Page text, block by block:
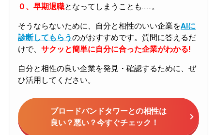
０、早期退職となってしまうことも……。
そうならないために、自分と相性のいい企業をAIに
診断してもらうのがおすすめです。質問に答えるだ
けで、 サクッと簡単に自分に合った企業がわかる!
自分と相性の良い企業を発見・確認するために、ぜ
ひ活用してください。
ブロードバンドタワーとの相性は
良い？悪い？今すぐチェック！